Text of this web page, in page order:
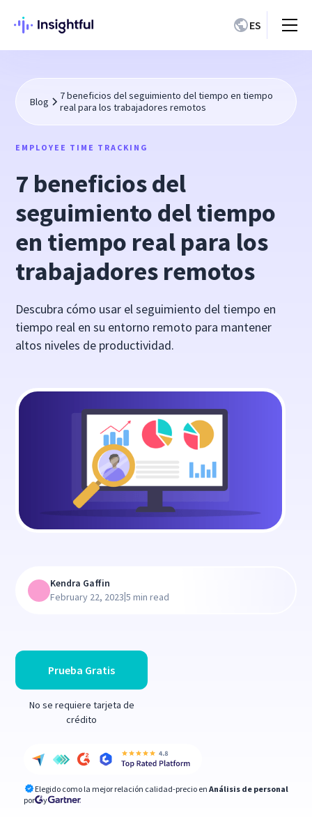
ES
Blog
7 beneficios del seguimiento del tiempo en tiempo
real para los trabajadores remotos
EMPLOYEE TIME TRACKING
7 beneficios del
seguimiento del tiempo
en tiempo real para los
trabajadores remotos
Descubra cómo usar el seguimiento del tiempo en
tiempo real en su entorno remoto para mantener
altos niveles de productividad.
Prueba Gratis
No se requiere tarjeta de
crédito
Elegido como la mejor relación calidad-precio en Análisis de personal
por
y
Kendra Gaffin
February 22, 2023|5 min read